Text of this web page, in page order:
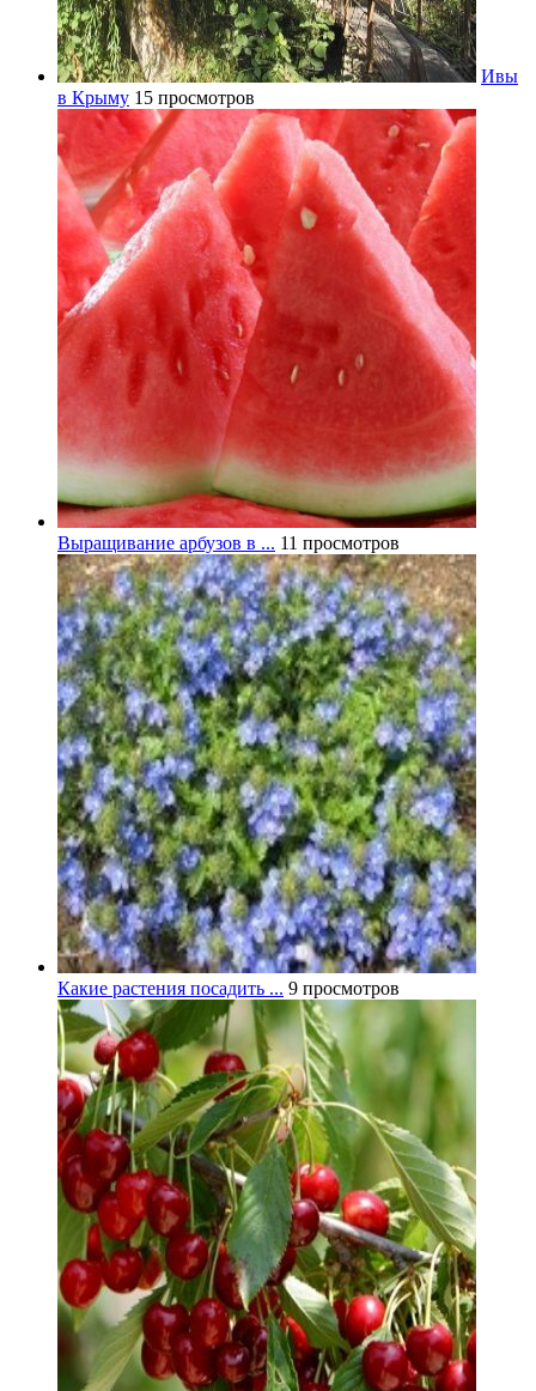
Ивы
в Крыму 15 просмотров
Выращивание арбузов в ... 11 просмотров
Какие растения посадить ... 9 просмотров